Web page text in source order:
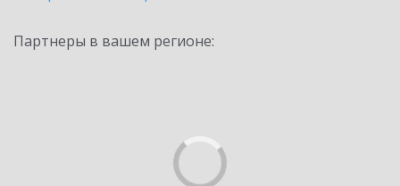
Партнеры в вашем регионе: